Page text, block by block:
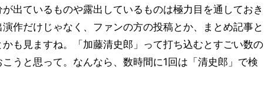
出ているものや露出しているものは極力目を通しておき
作だけじゃなく、ファンの方の投稿とか、まとめ記事と
も見ますね。「加藤清史郎」って打ち込むとすごい数の
うと思って。なんなら、数時間に1回は「清史郎」で検